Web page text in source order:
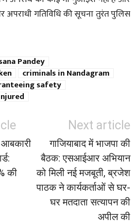
गतिविधि की सूचना तुरंत पुलिस
Pandey
criminals in Nandagram
safety
की
Next article
गाजियाबाद में भाजपा की
बैठक: एसआईआर अभियान
को मिली नई मजबूती, ब्रजेश
पाठक ने कार्यकर्ताओं से घर-
घर मतदाता सत्यापन की
अपील की